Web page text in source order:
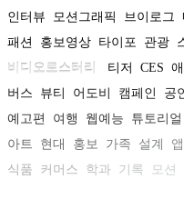
인터뷰
모션그래픽 브이로그
패션
홍보영상 타이포 관광
비디오로스터리
티저 CES
버스
뷰티 어도비 캠페인 공
예고편
여행 웹예능 튜토리얼
아트
현대 홍보 가족 설계 앱
식품
커머스 학과 기록 모션